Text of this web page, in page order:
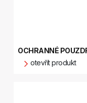
OCHRANNÉ
otevřít produkt